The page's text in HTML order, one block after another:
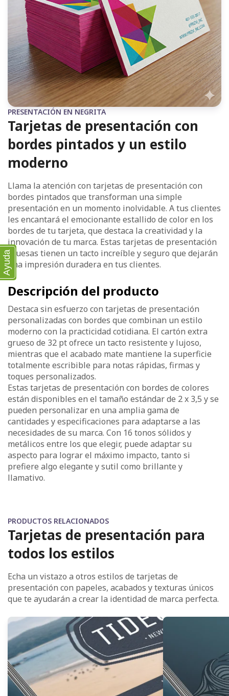
PRESENTACIÓN EN NEGRITA
Tarjetas de presentación con
bordes pintados y un estilo
moderno
Llama la atención con tarjetas de presentación con
bordes pintados que transforman una simple
presentación en un momento inolvidable. A tus clientes
les encantará el emocionante estallido de color en los
bordes de tu tarjeta, que destaca la creatividad y la
innovación de tu marca. Estas tarjetas de presentación
gruesas tienen un tacto increíble y seguro que dejarán
una impresión duradera en tus clientes.
Descripción del producto
Destaca sin esfuerzo con tarjetas de presentación
personalizadas con bordes que combinan un estilo
moderno con la practicidad cotidiana. El cartón extra
grueso de 32 pt ofrece un tacto resistente y lujoso,
mientras que el acabado mate mantiene la superficie
totalmente escribible para notas rápidas, firmas y
toques personalizados.
Estas tarjetas de presentación con bordes de colores
están disponibles en el tamaño estándar de 2 x 3,5 y se
pueden personalizar en una amplia gama de
cantidades y especificaciones para adaptarse a las
necesidades de su marca. Con 16 tonos sólidos y
metálicos entre los que elegir, puede adaptar su
aspecto para lograr el máximo impacto, tanto si
prefiere algo elegante y sutil como brillante y
llamativo.
PRODUCTOS RELACIONADOS
Tarjetas de presentación para
todos los estilos
Echa un vistazo a otros estilos de tarjetas de
presentación con papeles, acabados y texturas únicos
que te ayudarán a crear la identidad de marca perfecta.
Ayuda